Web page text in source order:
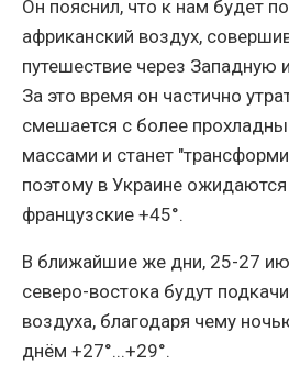
Он пояснил, что к нам будет
африканский воздух,
путешествие через Западную
За это время он частично
смешается с более
массами и станет
поэтому в Украине ожидаются
французские +45°.
В ближайшие же дни, 25-27
северо-востока будут
воздуха, благодаря чему
днём +27°...+29°.